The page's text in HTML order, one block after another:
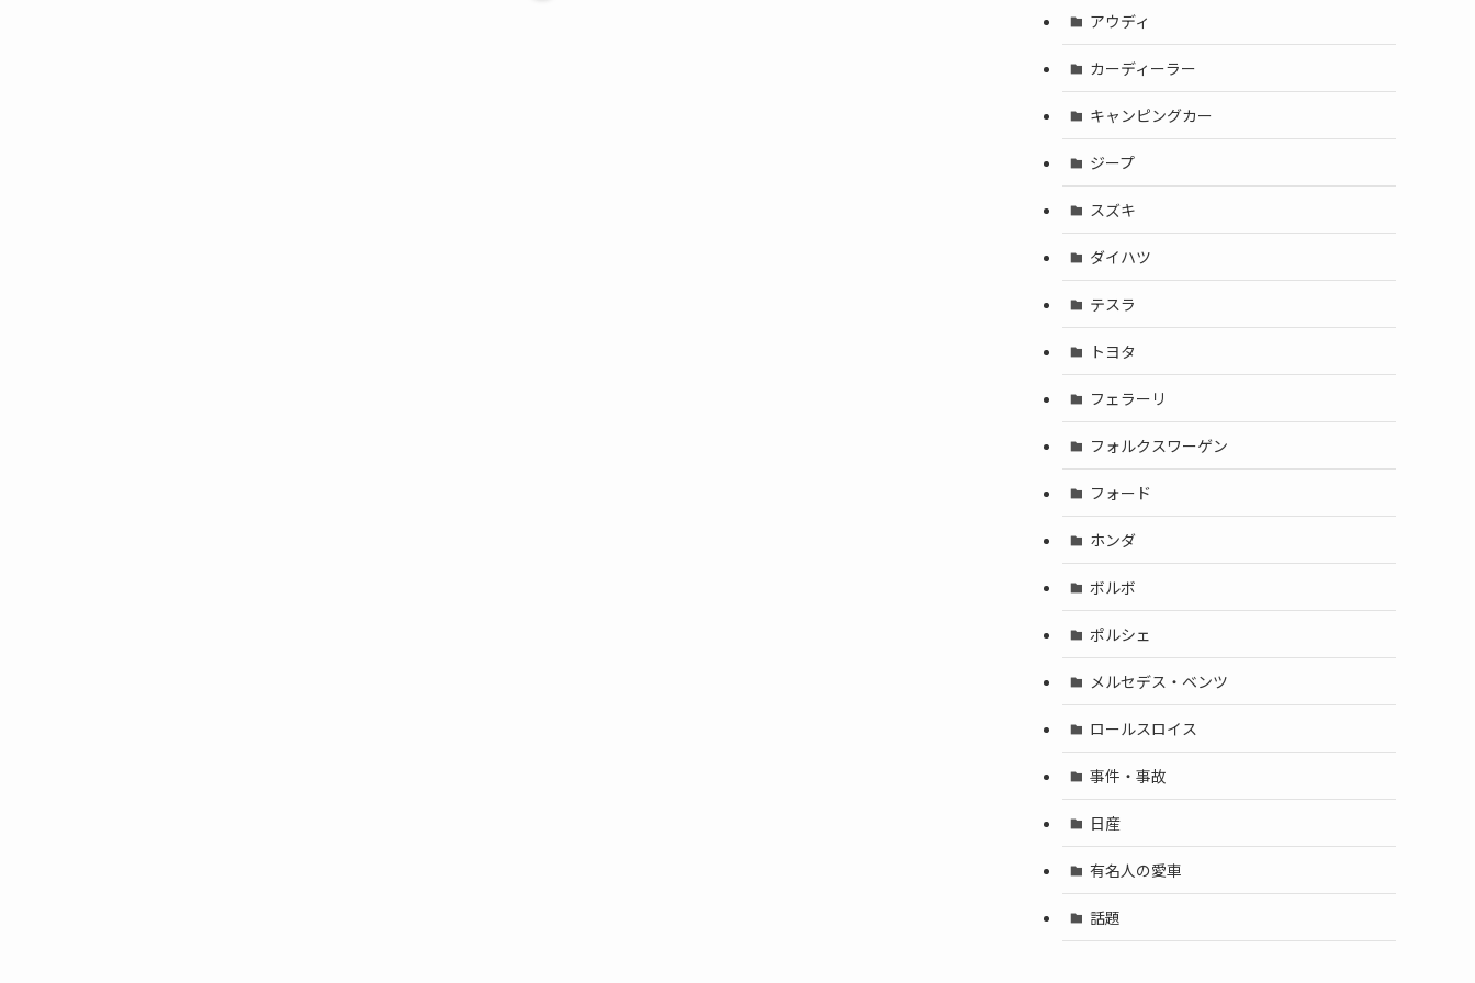
アウディ
カーディーラー
キャンピングカー
ジープ
スズキ
ダイハツ
テスラ
トヨタ
フェラーリ
フォルクスワーゲン
フォード
ホンダ
ボルボ
ポルシェ
メルセデス・ベンツ
ロールスロイス
事件・事故
日産
有名人の愛車
話題